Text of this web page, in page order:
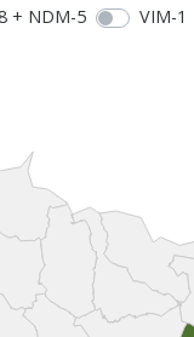
+ NDM-5 VIM-1